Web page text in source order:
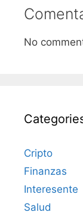
No
Cripto
Finanzas
Interesente
Salud